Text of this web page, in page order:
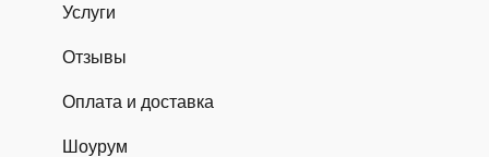
Услуги
Отзывы
Оплата и доставка
Шоурум